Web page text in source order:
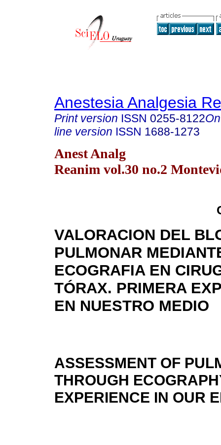
Anestesia Analgesia
Print version ISSN 0255-8122
line version ISSN 1688-1273
Anest Analg
Reanim vol.30 no.2
VALORACION DEL
PULMONAR
ECOGRAFIA EN
TÓRAX. PRIMERA
EN NUESTRO MEDIO
ASSESSMENT OF
THROUGH
EXPERIENCE IN OUR